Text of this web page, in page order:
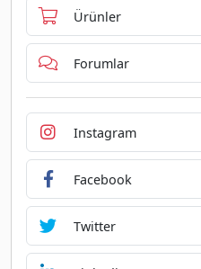
Ürünler
Forumlar
Instagram
Facebook
Twitter